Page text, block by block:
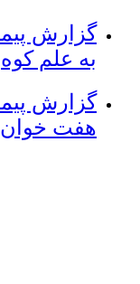
گزارش
به علم کوه
گزارش
هفت خوان